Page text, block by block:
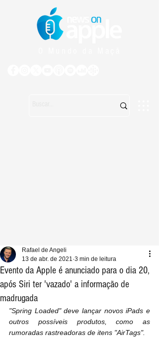
Evento da Apple é anunciado para o dia 20,
após Siri ter 'vazado' a informação de
madrugada
Rafael de Angeli
13 de abr. de 2021 3 min de leitura
"Spring Loaded" deve lançar novos iPads e
outros possíveis produtos, como as
rumoradas rastreadoras de itens "AirTags".